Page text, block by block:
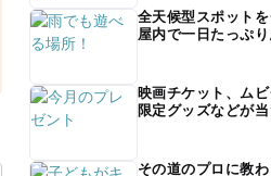
全天候型スポット
屋内で一日たっぷ
映画チケット、ム
限定グッズなどが当
その道のプロに教